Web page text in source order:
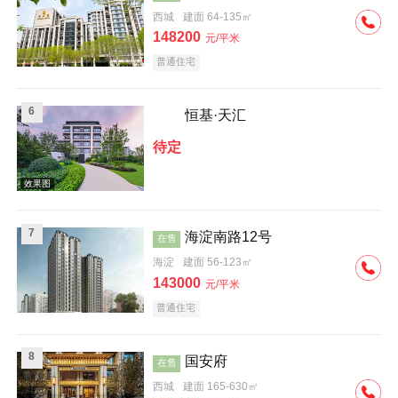
交通图
西城 建面 64-135㎡
148200 元/平米
普通住宅
6 恒基·天汇
待定
7 在售 海淀南路12号
海淀 建面 56-123㎡
143000 元/平米
普通住宅
8 在售 国安府
西城 建面 165-630㎡